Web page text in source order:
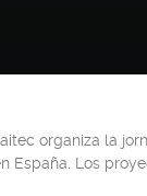
organiza la
España. Los